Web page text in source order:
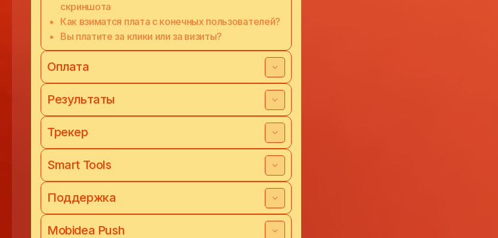
скриншота
Как взиматся плата с конечных пользователей?
Вы платите за клики или за визиты?
Оплата
Результаты
Трекер
Smart Tools
Поддержка
Mobidea Push